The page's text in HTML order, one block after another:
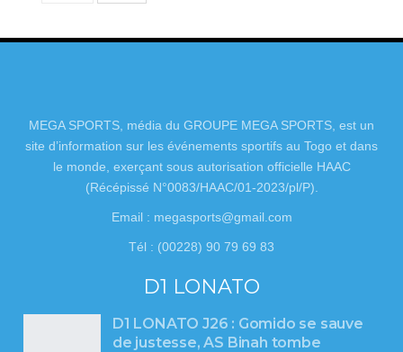
MEGA SPORTS, média du GROUPE MEGA SPORTS, est un
site d’information sur les événements sportifs au Togo et dans
le monde, exerçant sous autorisation officielle HAAC
(Récépissé N°0083/HAAC/01-2023/pl/P).
Email : megasports@gmail.com
Tél : (00228) 90 79 69 83
D1 LONATO
D1 LONATO J26 : Gomido se sauve
de justesse, AS Binah tombe